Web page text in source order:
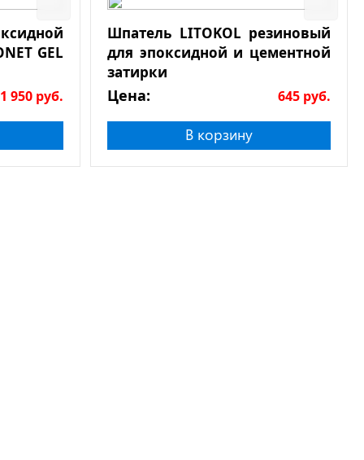
GEL
1 950 руб.
Шпатель LITOKOL резиновый
для эпоксидной и цементной
затирки
Цена: 645 руб.
В корзину